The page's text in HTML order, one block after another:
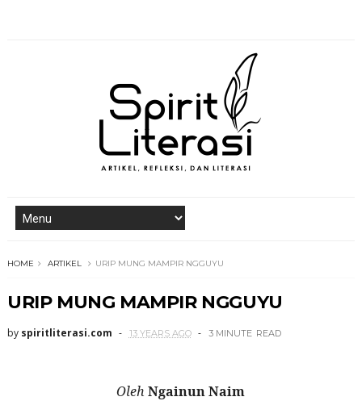
HOME ARTIKEL URIP MUNG MAMPIR NGGUYU
URIP MUNG MAMPIR NGGUYU
by spiritliterasi.com 13 YEARS AGO 3 MINUTE READ
OlehNgainun Naim